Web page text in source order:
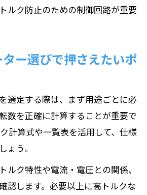
ルク防止のための制御回路が重要
ー選びで押さえたいポ
選定する際は、まず用途ごとに必
数を正確に計算することが重要で
計算式や一覧表を活用して、仕様
ょう。
ルク特性や電流・電圧との関係、
認します。必要以上に高トルクな